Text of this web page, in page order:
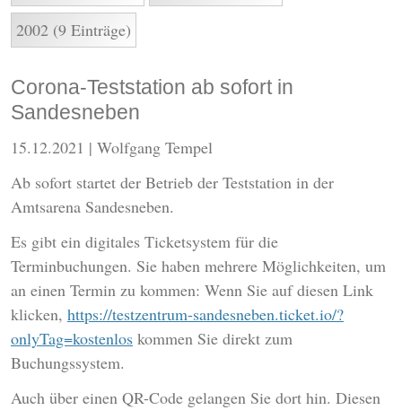
2002 (9 Einträge)
Corona-Teststation ab sofort in
Sandesneben
15.12.2021 | Wolfgang Tempel
Ab sofort startet der Betrieb der Teststation in der
Amtsarena Sandesneben.
Es gibt ein digitales Ticketsystem für die
Terminbuchungen. Sie haben mehrere Möglichkeiten, um
an einen Termin zu kommen: Wenn Sie auf diesen Link
klicken, https://testzentrum-sandesneben.ticket.io/?
onlyTag=kostenlos kommen Sie direkt zum
Buchungssystem.
Auch über einen QR-Code gelangen Sie dort hin. Diesen